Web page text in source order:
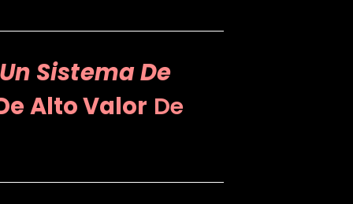
Sistema De
Alto Valor De